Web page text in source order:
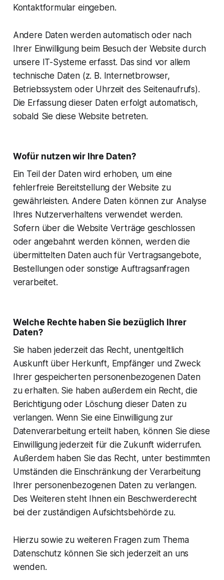
Kontaktformular eingeben.
Andere Daten werden automatisch oder nach
Ihrer Einwilligung beim Besuch der Website durch
unsere IT-Systeme erfasst. Das sind vor allem
technische Daten (z. B. Internetbrowser,
Betriebssystem oder Uhrzeit des Seitenaufrufs).
Die Erfassung dieser Daten erfolgt automatisch,
sobald Sie diese Website betreten.
Wofür nutzen wir Ihre Daten?
Ein Teil der Daten wird erhoben, um eine
fehlerfreie Bereitstellung der Website zu
gewährleisten. Andere Daten können zur Analyse
Ihres Nutzerverhaltens verwendet werden.
Sofern über die Website Verträge geschlossen
oder angebahnt werden können, werden die
übermittelten Daten auch für Vertragsangebote,
Bestellungen oder sonstige Auftragsanfragen
verarbeitet.
Welche Rechte haben Sie bezüglich Ihrer
Daten?
Sie haben jederzeit das Recht, unentgeltlich
Auskunft über Herkunft, Empfänger und Zweck
Ihrer gespeicherten personenbezogenen Daten
zu erhalten. Sie haben außerdem ein Recht, die
Berichtigung oder Löschung dieser Daten zu
verlangen. Wenn Sie eine Einwilligung zur
Datenverarbeitung erteilt haben, können Sie diese
Einwilligung jederzeit für die Zukunft widerrufen.
Außerdem haben Sie das Recht, unter bestimmten
Umständen die Einschränkung der Verarbeitung
Ihrer personenbezogenen Daten zu verlangen.
Des Weiteren steht Ihnen ein Beschwerderecht
bei der zuständigen Aufsichtsbehörde zu.
Hierzu sowie zu weiteren Fragen zum Thema
Datenschutz können Sie sich jederzeit an uns
wenden.